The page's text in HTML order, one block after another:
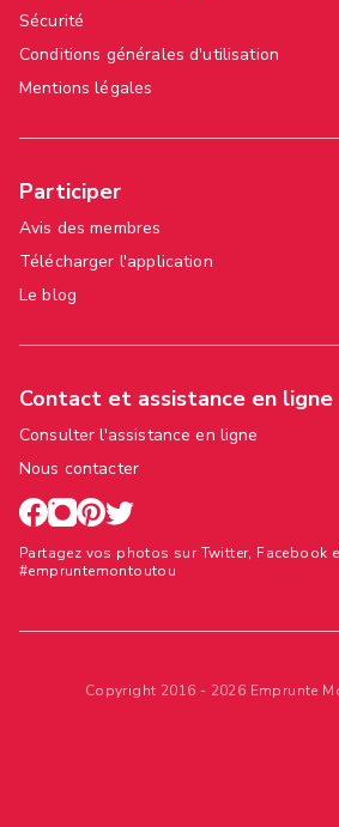
Sécurité
Conditions générales d'utilisation
Mentions légales
Participer
Avis des membres
Télécharger l'application
Le blog
Contact et assistance en ligne
Consulter l'assistance en ligne
Nous contacter
Partagez vos photos sur Twitter, Facebook
#empruntemontoutou
Copyright 2016 - 2026 Emprunte